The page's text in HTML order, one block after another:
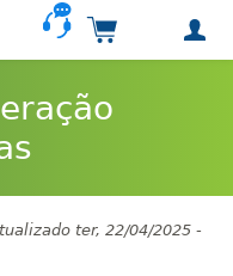
Carrinho de
ter, 22/04/2025 -